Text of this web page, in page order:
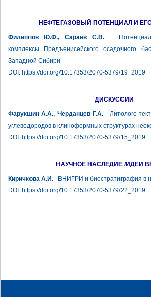
НЕФТЕГАЗОВЫЙ ПОТЕНЦИАЛ И
Филиппов Ю.Ф., Сараев С.В.
комплексы Предъенисейского осадочного
Западной Сибири
DOI: https://doi.org/10.17353/2070-5379/19_2019
ДИСКУССИИ
Фарукшин А.А., Черданцев Г.А.Литолого-
углеводородов в клиноформных структурах
DOI: https://doi.org/10.17353/2070-5379/15_2019
НАУЧНОЕ НАСЛЕДИЕ /ИДЕИ
Киричкова А.И. ВНИГРИ и биостратиграфия в
DOI: https://doi.org/10.17353/2070-5379/22_2019